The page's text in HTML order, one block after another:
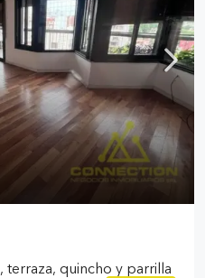
terraza, quincho y parrilla